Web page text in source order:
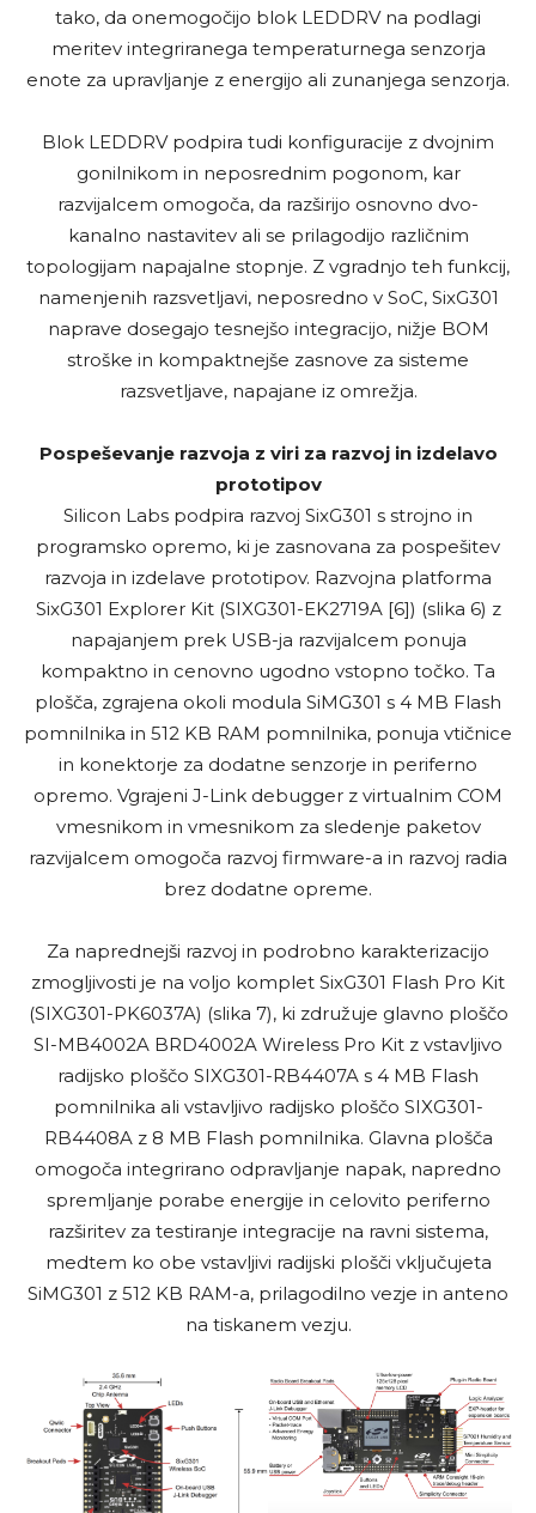
tako, da onemogočijo blok LEDDRV na podlagi
meritev integriranega temperaturnega senzorja
enote za upravljanje z energijo ali zunanjega senzorja.
Blok LEDDRV podpira tudi konfiguracije z dvojnim
gonilnikom in neposrednim pogonom, kar
razvijalcem omogoča, da razširijo osnovno dvo-
kanalno nastavitev ali se prilagodijo različnim
topologijam napajalne stopnje. Z vgradnjo teh funkcij,
namenjenih razsvetljavi, neposredno v SoC, SixG301
naprave dosegajo tesnejšo integracijo, nižje BOM
stroške in kompaktnejše zasnove za sisteme
razsvetljave, napajane iz omrežja.
Pospeševanje razvoja z viri za razvoj in izdelavo
prototipov
Silicon Labs podpira razvoj SixG301 s strojno in
programsko opremo, ki je zasnovana za pospešitev
razvoja in izdelave prototipov. Razvojna platforma
SixG301 Explorer Kit (SIXG301-EK2719A [6]) (slika 6) z
napajanjem prek USB-ja razvijalcem ponuja
kompaktno in cenovno ugodno vstopno točko. Ta
plošča, zgrajena okoli modula SiMG301 s 4 MB Flash
pomnilnika in 512 KB RAM pomnilnika, ponuja vtičnice
in konektorje za dodatne senzorje in periferno
opremo. Vgrajeni J-Link debugger z virtualnim COM
vmesnikom in vmesnikom za sledenje paketov
razvijalcem omogoča razvoj firmware-a in razvoj radia
brez dodatne opreme.
Za naprednejši razvoj in podrobno karakterizacijo
zmogljivosti je na voljo komplet SixG301 Flash Pro Kit
(SIXG301-PK6037A) (slika 7), ki združuje glavno ploščo
SI-MB4002A BRD4002A Wireless Pro Kit z vstavljivo
radijsko ploščo SIXG301-RB4407A s 4 MB Flash
pomnilnika ali vstavljivo radijsko ploščo SIXG301-
RB4408A z 8 MB Flash pomnilnika. Glavna plošča
omogoča integrirano odpravljanje napak, napredno
spremljanje porabe energije in celovito periferno
razširitev za testiranje integracije na ravni sistema,
medtem ko obe vstavljivi radijski plošči vključujeta
SiMG301 z 512 KB RAM-a, prilagodilno vezje in anteno
na tiskanem vezju.